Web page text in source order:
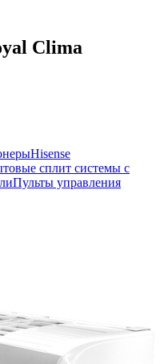
Clima
Hisense
сплит системы с
Пульты управления